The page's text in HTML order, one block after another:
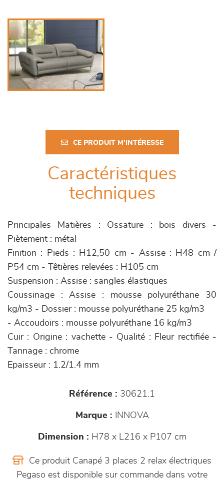
CE PRODUIT M'INTÉRESSE
Caractéristiques
techniques
Principales Matières : Ossature : bois divers -
Piètement : métal
Finition : Pieds : H12,50 cm - Assise : H48 cm /
P54 cm - Têtières relevées : H105 cm
Suspension : Assise : sangles élastiques
Coussinage : Assise : mousse polyuréthane 30
kg/m3 - Dossier : mousse polyuréthane 25 kg/m3
- Accoudoirs : mousse polyuréthane 16 kg/m3
Cuir : Origine : vachette - Qualité : Fleur rectifiée -
Tannage : chrome
Epaisseur : 1.2/1.4 mm
Référence : 30621.1
Marque : INNOVA
Dimension : H78 x L216 x P107 cm
Ce produit Canapé 3 places 2 relax électriques
Pegaso est disponible sur commande dans votre